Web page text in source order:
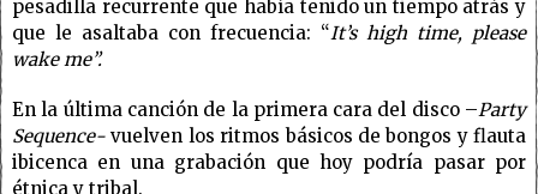
pesadilla recurrente que había tenido un tiempo atrás y
que le asaltaba con frecuencia: “It’s high time, please
wake me”.
En la última canción de la primera cara del disco –Party
Sequence- vuelven los ritmos básicos de bongos y flauta
ibicenca en una grabación que hoy podría pasar por
étnica y tribal.